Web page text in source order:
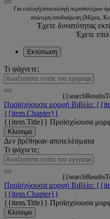
Για επιλογή/αποεπιλογή περισσοτέρων
ανώτερη υποδιαίρεση (Μέρος,
Έχετε δυνατότητας
Έχετε
Εκτύπωση
Τι ψάχνετε;
Προϊσχύουσα μορφή Βιβλίο:
{{item.Chapter}}
{{item.Title}} Προϊσχύουσα
Κλείσιμο
Δεν βρέθηκαν αποτελέσματα
Τι ψάχνετε;
Προϊσχύουσα μορφή Βιβλίο:
{{item.Chapter}}
{{item.Title}} Προϊσχύουσα
Κλείσιμο